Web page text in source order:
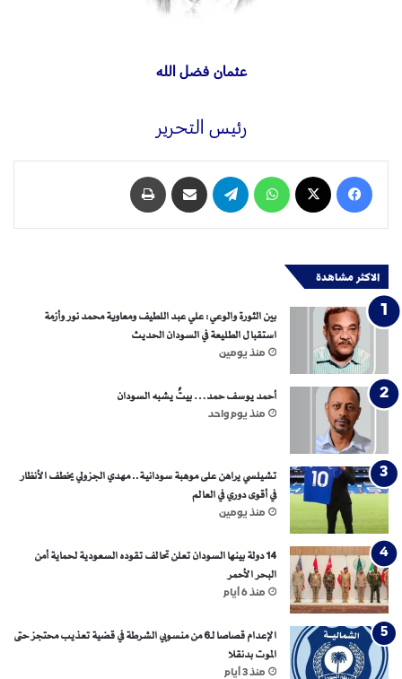
عثمان فضل الله
رئيس التحرير
الاكثر مشاهدة
بين الثورة والوعي: علي عبد اللطيف ومعاوية محمد نور وأزمة
استقبال الطليعة في السودان الحديث
منذ يومين
أحمد يوسف حمد… بيتٌ يشبه السودان
منذ يوم واحد
تشيلسي يراهن على موهبة سودانية.. مهدي الجزولي يخطف الأنظار
في أقوى دوري في العالم
منذ يومين
14 دولة بينها السودان تعلن تحالف تقوده السعودية لحماية أمن
البحر الأحمر
منذ 6 أيام
الإعدام قصاصا لـ6 من منسوبي الشرطة في قضية تعذيب محتجز حتى
الموت بدنقلا
منذ 3 أيام